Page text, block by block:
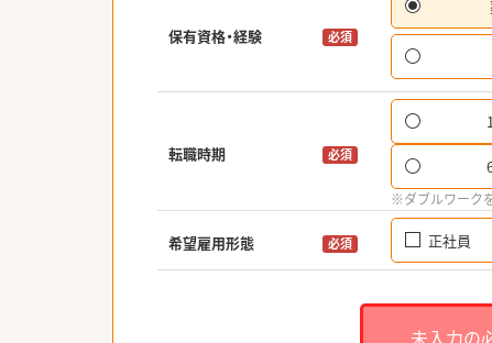
保有資格・経験 必須
転職時期 必須
※ダブルワーク
希望雇用形態 必須 正社員